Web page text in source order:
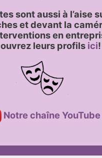
sont aussi à l’aise
et devant la
en
leurs profils ici!
Notre chaîne YouTube